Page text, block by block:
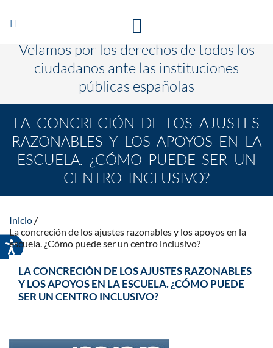
Abrir/Cerrar
navegación
TE ESCUCHAMOS PARA QUE CAMBIEN LAS COSAS
Velamos por los derechos de todos los
ciudadanos ante las instituciones
públicas españolas
LA CONCRECIÓN DE LOS AJUSTES
RAZONABLES Y LOS APOYOS EN LA
ESCUELA. ¿CÓMO PUEDE SER UN
CENTRO INCLUSIVO?
Inicio
La concreción de los ajustes razonables y los apoyos en la
escuela. ¿Cómo puede ser un centro inclusivo?
LA CONCRECIÓN DE LOS AJUSTES RAZONABLES
Y LOS APOYOS EN LA ESCUELA. ¿CÓMO PUEDE
SER UN CENTRO INCLUSIVO?